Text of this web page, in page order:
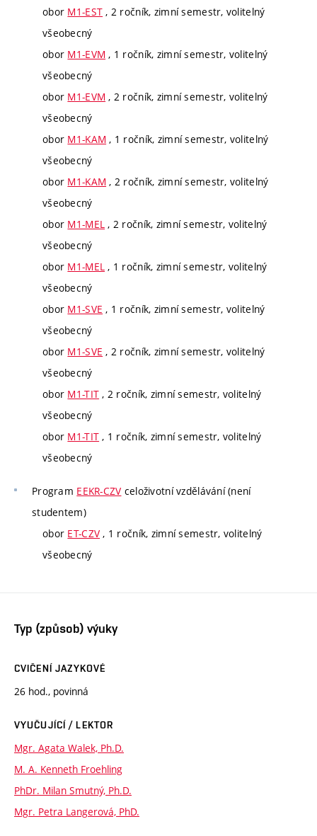
obor M1-EST , 2 ročník, zimní semestr, volitelný
všeobecný
obor M1-EVM , 1 ročník, zimní semestr, volitelný
všeobecný
obor M1-EVM , 2 ročník, zimní semestr, volitelný
všeobecný
obor M1-KAM , 1 ročník, zimní semestr, volitelný
všeobecný
obor M1-KAM , 2 ročník, zimní semestr, volitelný
všeobecný
obor M1-MEL , 2 ročník, zimní semestr, volitelný
všeobecný
obor M1-MEL , 1 ročník, zimní semestr, volitelný
všeobecný
obor M1-SVE , 1 ročník, zimní semestr, volitelný
všeobecný
obor M1-SVE , 2 ročník, zimní semestr, volitelný
všeobecný
obor M1-TIT , 2 ročník, zimní semestr, volitelný
všeobecný
obor M1-TIT , 1 ročník, zimní semestr, volitelný
všeobecný
Program EEKR-CZV celoživotní vzdělávání (není
studentem)
obor ET-CZV , 1 ročník, zimní semestr, volitelný
všeobecný
Typ (způsob) výuky
CVIČENÍ JAZYKOVÉ
26 hod., povinná
VYUČUJÍCÍ / LEKTOR
Mgr. Agata Walek, Ph.D.
M. A. Kenneth Froehling
PhDr. Milan Smutný, Ph.D.
Mgr. Petra Langerová, PhD.